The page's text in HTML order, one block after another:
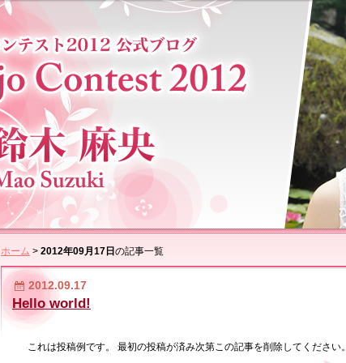
ホーム > 2012年09月17日 の記事一覧
2012.09.17
Hello world!
これは投稿例です。 最初の投稿が済み次第この記事を削除してください。